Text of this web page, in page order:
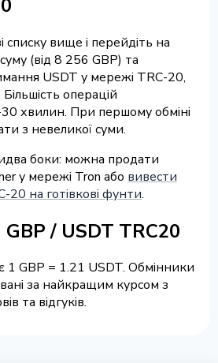
списку вище і перейдіть на
(від 8 256 GBP) та
USDT у мережі TRC-20,
операцій
хвилин. При першому обміні
з невеликої суми.
боки: можна продати
у мережі Tron або вивести
20 на готівкові фунти.
GBP / USDT TRC20
1 GBP = 1.21 USDT. Обмінники
за найкращим курсом з
та відгуків.